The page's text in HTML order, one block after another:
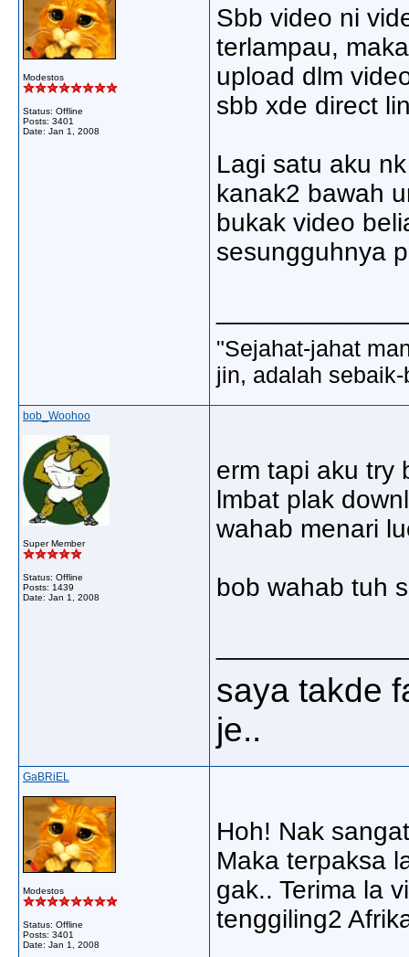
Modestos
Status: Offline
Posts: 3401
Date: Jan 1, 2008
Sbb video ni
terlampau,
upload dlm
sbb xde direct
Lagi satu aku
kanak2 bawah
bukak video
sesungguhnya
"Sejahat-jahat
jin, adalah
bob_Woohoo
Super Member
Status: Offline
Posts: 1439
Date: Jan 1, 2008
erm tapi aku try
lmbat plak
wahab menari
bob wahab tuh
saya takde
je..
GaBRiEL
Modestos
Status: Offline
Posts: 3401
Date: Jan 1, 2008
Hoh! Nak
Maka terpaksa
gak.. Terima la
tenggiling2